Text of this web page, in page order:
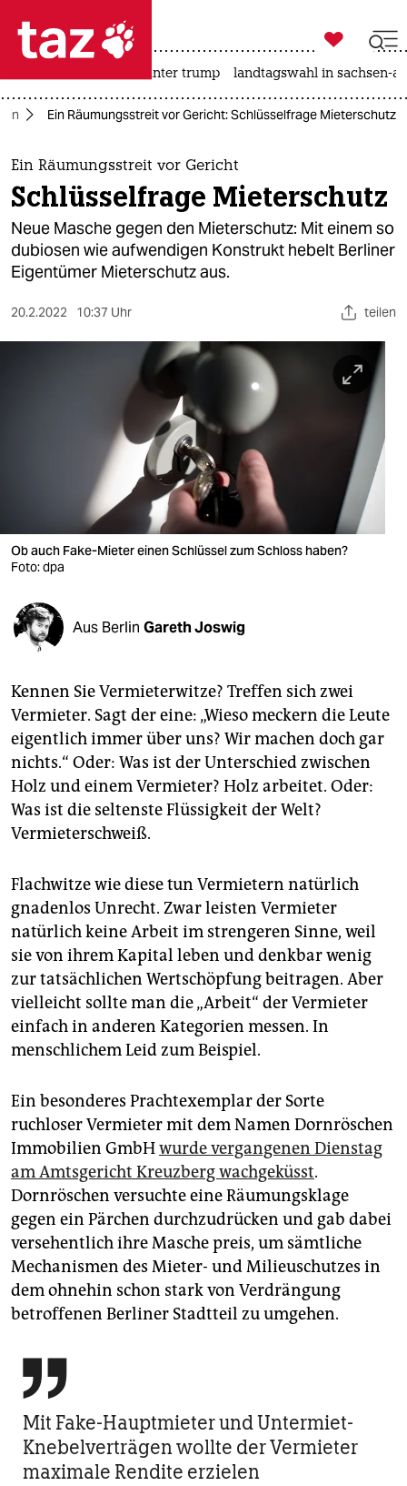
 taz zahl ich
taz zahl ich
themen
politik
öko
gesellschaft
verlag
verlag
veranstaltungen
shop
unterstützen
abo
genossenschaft
epaper login

taz zahl ich
usa unter trump landtagswahl in sachsen-
Ein Räumungsstreit vor Gericht: Schlüsselfrage Mieterschutz
Ein Räumungsstreit vor Gericht
Schlüsselfrage Mieterschutz
Neue Masche gegen den Mieterschutz: Mit einem so
dubiosen wie aufwendigen Konstrukt hebelt Berliner
Eigentümer Mieterschutz aus.
20.2.2022 10:37 Uhr teilen
Ob auch Fake-Mieter einen Schlüssel zum Schloss haben?
Foto: dpa
Aus Berlin Gareth Joswig
Kennen Sie Vermieterwitze? Treffen sich zwei
Vermieter. Sagt der eine: „Wieso meckern die Leute
eigentlich immer über uns? Wir machen doch gar
nichts.“ Oder: Was ist der Unterschied zwischen
Holz und einem Vermieter? Holz arbeitet. Oder:
Was ist die seltenste Flüssigkeit der Welt?
Vermieterschweiß.
Flachwitze wie diese tun Vermietern natürlich
gnadenlos Unrecht. Zwar leisten Vermieter
natürlich keine Arbeit im strengeren Sinne, weil
sie von ihrem Kapital leben und denkbar wenig
zur tatsächlichen Wertschöpfung beitragen. Aber
vielleicht sollte man die „Arbeit“ der Vermieter
einfach in anderen Kategorien messen. In
menschlichem Leid zum Beispiel.
Ein besonderes Prachtexemplar der Sorte
ruchloser Vermieter mit dem Namen Dornröschen
Immobilien GmbHwurde vergangenen Dienstag
am Amtsgericht Kreuzberg wachgeküsst.
Dornröschen versuchte eine Räumungsklage
gegen ein Pärchen durchzudrücken und gab dabei
versehentlich ihre Masche preis, um sämtliche
Mechanismen des Mieter- und Milieuschutzes in
dem ohnehin schon stark von Verdrängung
betroffenen Berliner Stadtteil zu umgehen.

Mit Fake-Hauptmieter und Untermiet-
Knebelverträgen wollte der Vermieter
maximale Rendite erzielen